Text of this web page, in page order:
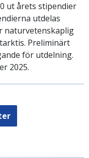
ut årets stipendier
utdelas
naturvetenskaplig
Preliminärt
för utdelning.
2025.